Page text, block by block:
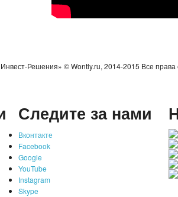
Решения» © Wontly.ru, 2014-2015 Все права
Следите за нами
Вконтакте
Facebook
Google
YouTube
Instagram
Skype